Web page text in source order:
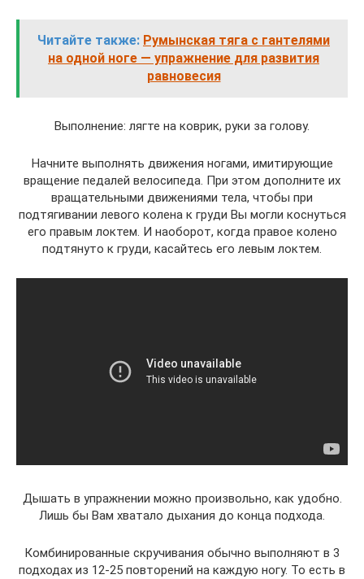
Читайте также: Румынская тяга с гантелями
на одной ноге — упражнение для развития
равновесия
Выполнение: лягте на коврик, руки за голову.
Начните выполнять движения ногами, имитирующие
вращение педалей велосипеда. При этом дополните их
вращательными движениями тела, чтобы при
подтягивании левого колена к груди Вы могли коснуться
его правым локтем. И наоборот, когда правое колено
подтянуто к груди, касайтесь его левым локтем.
Дышать в упражнении можно произвольно, как удобно.
Лишь бы Вам хватало дыхания до конца подхода.
Комбинированные скручивания обычно выполняют в 3
подходах из 12-25 повторений на каждую ногу. То есть в